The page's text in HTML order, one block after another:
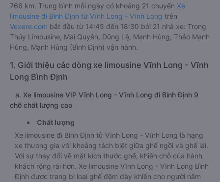
766 km. Trung bình mỗi ngày có khoảng 21 chuyến Xe
limousine đi Bình Định từ Vĩnh Long - Vĩnh Long trên
Vexere.com bắt đầu từ 14:45 đến 18:30 bởi 21 nhà xe: Trọng
Thủy Limousine, Mai Quyên, Dũng Lệ, Mạnh Hùng, Thảo Mạnh
Hùng, Mạnh Hùng (Bình Định) vận hành.
1. Giới thiệu các dòng xe limousine Vĩnh Long - Vĩnh
Long Bình Định
a. Xe limousine VIP Vĩnh Long - Vĩnh Long đi Bình Định 9
chỗ chất lượng cao
Chất lượng
Xe limousine đi Bình Định từ Vĩnh Long - Vĩnh Long là hạng
xe thương gia với khoảng tách biệt giữa ghế ngồi và ghế lái.
Với sự thay đổi về mặt kích thước ghế, khiến chỗ của hành
khách rộng rãi hơn. Xe limousine Vĩnh Long - Vĩnh Long Bình
Định được trang bị loại ghế đệm dày khiến cho người nằm